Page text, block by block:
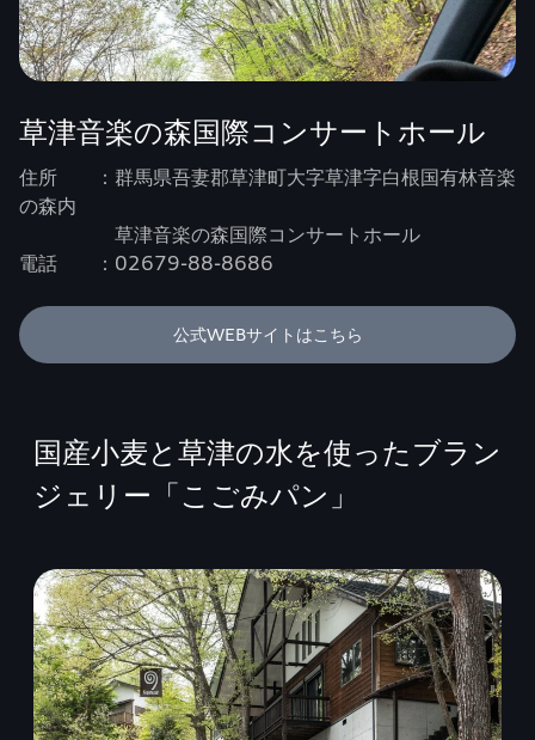
草津音楽の森国際コンサートホール
住所 ：群馬県吾妻郡草津町大字草津字白根国有林音楽
の森内
草津音楽の森国際コンサートホール
電話 ：02679-88-8686
公式WEBサイトはこちら
国産小麦と草津の水を使ったブラン
ジェリー「こごみパン」